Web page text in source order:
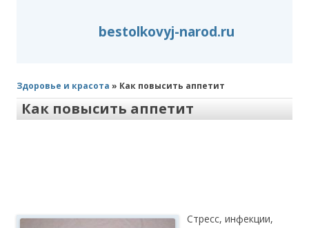
bestolkovyj-narod.ru
Здоровье и красота » Как повысить аппетит
Как повысить аппетит
Стресс, инфекции,